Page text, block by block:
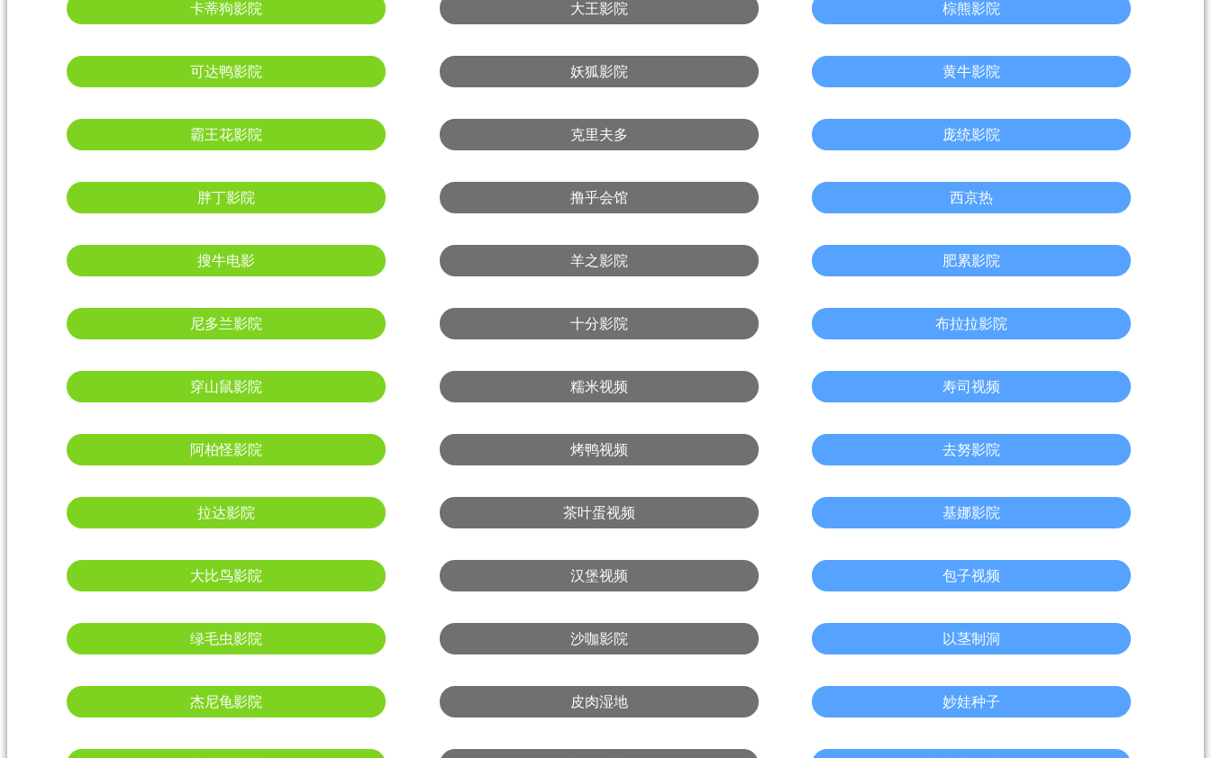
卡蒂狗影院 大王影院 棕熊影院
可达鸭影院 妖狐影院 黄牛影院
霸王花影院 克里夫多 庞统影院
胖丁影院 撸乎会馆 西京热
搜牛电影 羊之影院 肥累影院
尼多兰影院 十分影院 布拉拉影院
穿山鼠影院 糯米视频 寿司视频
阿柏怪影院 烤鸭视频 去努影院
拉达影院 茶叶蛋视频 基娜影院
大比鸟影院 汉堡视频 包子视频
绿毛虫影院 沙咖影院 以茎制洞
杰尼龟影院 皮肉湿地 妙娃种子